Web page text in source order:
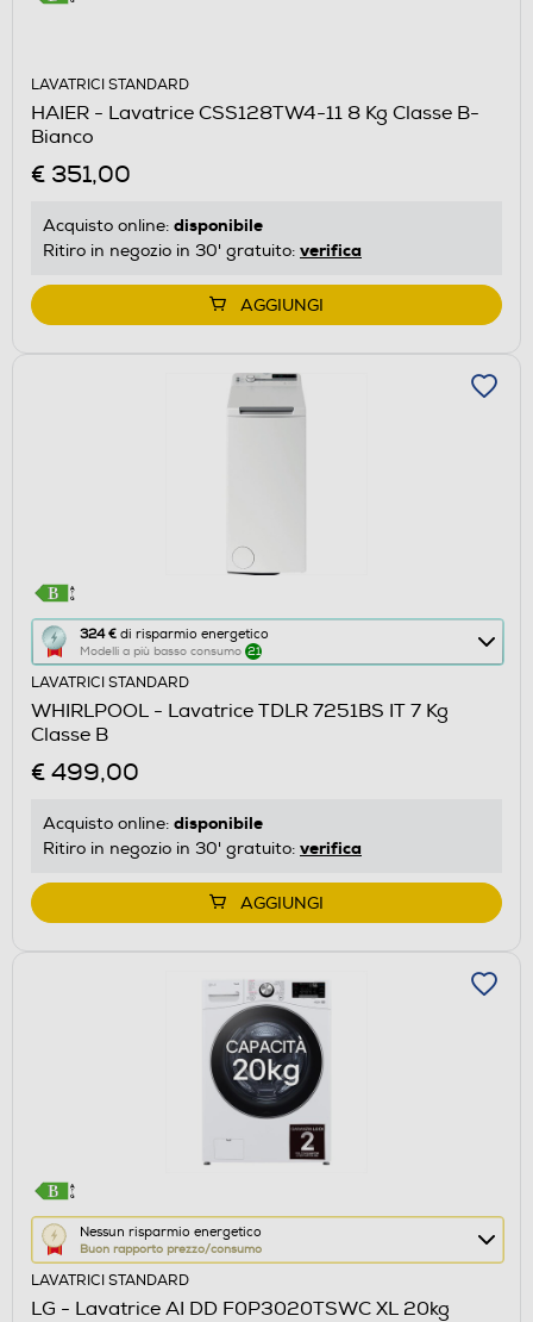
LAVATRICI STANDARD
HAIER - Lavatrice CSS128TW4-11 8 Kg Classe B-
Bianco
€ 351,00
Acquisto online: disponibile
Ritiro in negozio in 30' gratuito: verifica
AGGIUNGI
324 € di risparmio energetico
Modelli a più basso consumo 21
Questa
azione
aprirà
il
Calcolatore
di
energetico
di
Youreko.
LAVATRICI STANDARD
WHIRLPOOL - Lavatrice TDLR 7251BS IT 7 Kg
Classe B
€ 499,00
Acquisto online: disponibile
Ritiro in negozio in 30' gratuito: verifica
AGGIUNGI
Nessun risparmio energetico
Buon rapporto prezzo/consumo
Questa
azione
aprirà
LAVATRICI STANDARD
LG - Lavatrice AI DD F0P3020TSWC XL 20kg